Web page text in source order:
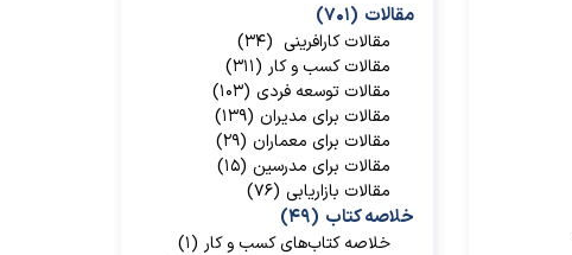
مقالات (۷۰۱)
مقالات کارافرینی (۳۴)
مقالات کسب و کار (۳۱۱)
مقالات توسعه فردی (۱۰۳)
مقالات برای مدیران (۱۳۹)
مقالات برای معماران (۲۹)
مقالات برای مدرسین (۱۵)
مقالات بازاریابی (۷۶)
خلاصه کتاب (۴۹)
خلاصه کتاب‌‌های کسب و کار (۱)